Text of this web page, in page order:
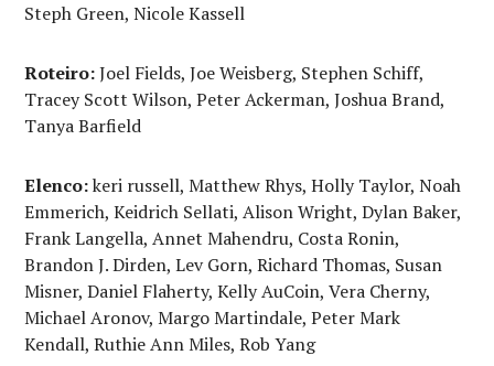
Steph Green, Nicole Kassell
Roteiro:Joel Fields, Joe Weisberg, Stephen Schiff,
Tracey Scott Wilson, Peter Ackerman, Joshua Brand,
Tanya Barfield
Elenco:keri russell, Matthew Rhys, Holly Taylor, Noah
Emmerich, Keidrich Sellati, Alison Wright, Dylan Baker,
Frank Langella, Annet Mahendru, Costa Ronin,
Brandon J. Dirden, Lev Gorn, Richard Thomas, Susan
Misner, Daniel Flaherty, Kelly AuCoin, Vera Cherny,
Michael Aronov, Margo Martindale, Peter Mark
Kendall, Ruthie Ann Miles, Rob Yang